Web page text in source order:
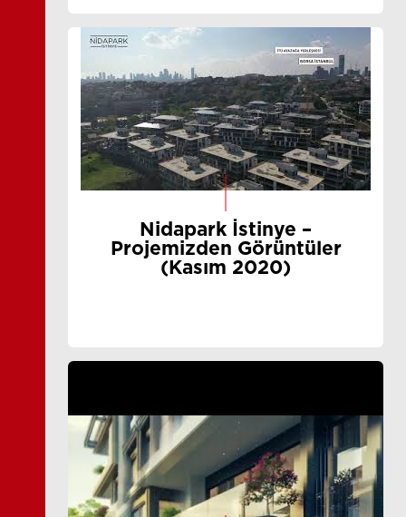
Nidapark İstinye –
Projemizden Görüntüler
(Kasım 2020)